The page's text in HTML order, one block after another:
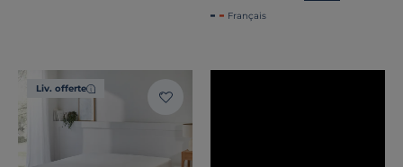
Français
Liv. offerte